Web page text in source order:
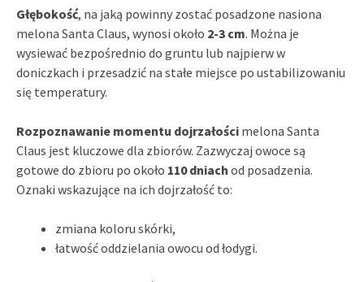
Głębokość, na jaką powinny zostać posadzone nasiona
melona Santa Claus, wynosi około 2-3 cm. Można je
wysiewać bezpośrednio do gruntu lub najpierw w
doniczkach i przesadzić na stałe miejsce po ustabilizowaniu
się temperatury.
Rozpoznawanie momentu dojrzałości melona Santa
Claus jest kluczowe dla zbiorów. Zazwyczaj owoce są
gotowe do zbioru po około 110 dniach od posadzenia.
Oznaki wskazujące na ich dojrzałość to:
zmiana koloru skórki,
łatwość oddzielania owocu od łodygi.